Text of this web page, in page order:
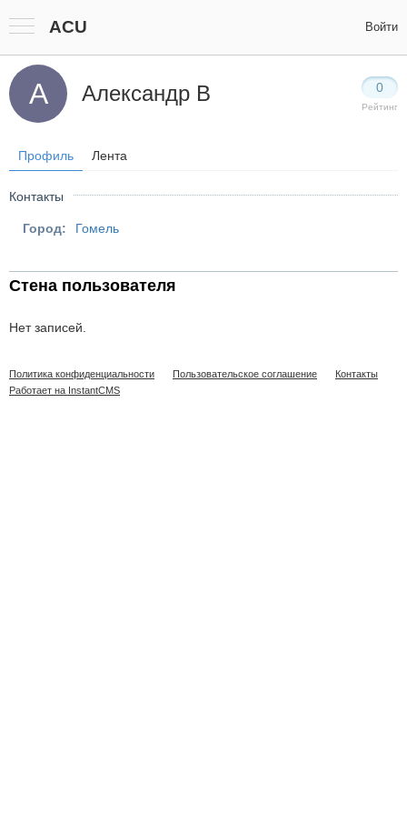
ACU Войти
А Александр В 0
Рейтинг
Профиль Лента
Контакты
Город: Гомель
Стена пользователя
Нет записей.
Политика конфиденциальности Пользовательское соглашение
Контакты
Работает на InstantCMS